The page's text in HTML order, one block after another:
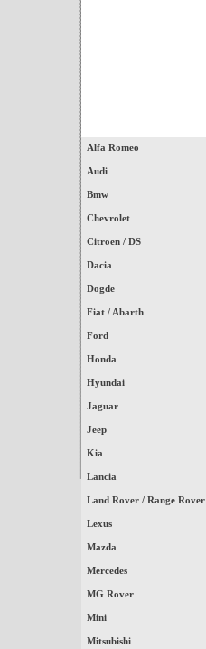
Alfa Romeo
Audi
Bmw
Chevrolet
Citroen / DS
Dacia
Dogde
Fiat / Abarth
Ford
Honda
Hyundai
Jaguar
Jeep
Kia
Lancia
Land Rover / Range Rover
Lexus
Mazda
Mercedes
MG Rover
Mini
Mitsubishi